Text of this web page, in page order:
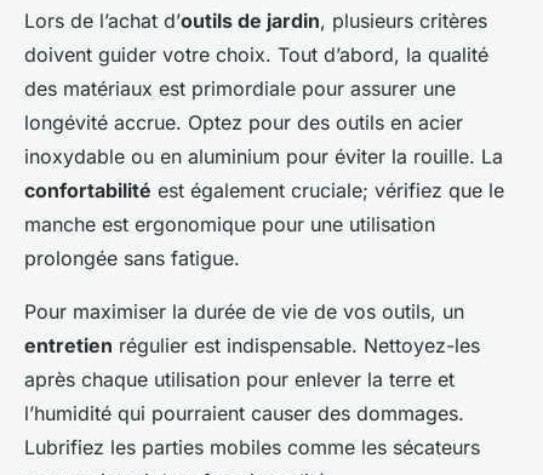
Lors de l’achat d’outils de jardin, plusieurs critères
doivent guider votre choix. Tout d’abord, la qualité
des matériaux est primordiale pour assurer une
longévité accrue. Optez pour des outils en acier
inoxydable ou en aluminium pour éviter la rouille. La
confortabilité est également cruciale; vérifiez que le
manche est ergonomique pour une utilisation
prolongée sans fatigue.
Pour maximiser la durée de vie de vos outils, un
entretien régulier est indispensable. Nettoyez-les
après chaque utilisation pour enlever la terre et
l’humidité qui pourraient causer des dommages.
Lubrifiez les parties mobiles comme les sécateurs